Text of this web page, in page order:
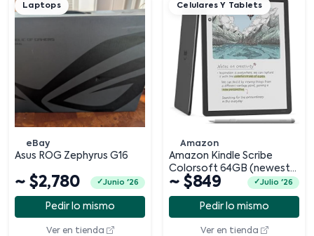
Laptops
eBay
Asus ROG Zephyrus G16
~ $2,780 Junio '26
Pedir lo mismo
Ver en tienda
Celulares Y Tablets
Amazon
Amazon Kindle Scribe
Colorsoft 64GB (newest
model) 11 pulgadas paper-
like color
~ $849 Julio '26
Pedir lo mismo
Ver en tienda